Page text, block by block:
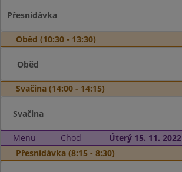
Přesnídávka
Oběd (10:30 - 13:30)
Oběd
Svačina (14:00 - 14:15)
Svačina
Menu Chod
Úterý 15. 11. 2022
Přesnídávka (8:15 - 8:30)